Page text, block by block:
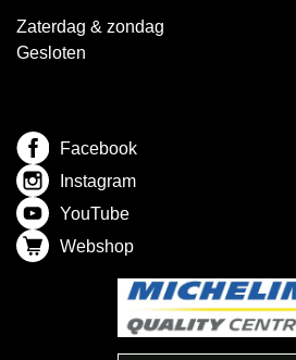
Zaterdag & zondag
Gesloten
Facebook
Instagram
YouTube
Webshop